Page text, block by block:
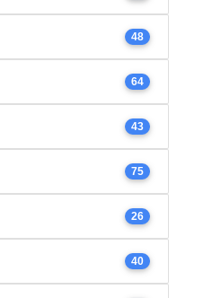
48
64
43
75
26
40